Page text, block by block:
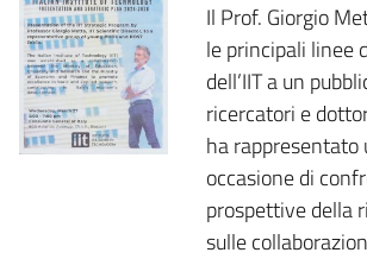
Il Prof. Giorgio
le principali linee
dell’IIT a un
ricercatori e
ha rappresentato
occasione di
prospettive della
sulle